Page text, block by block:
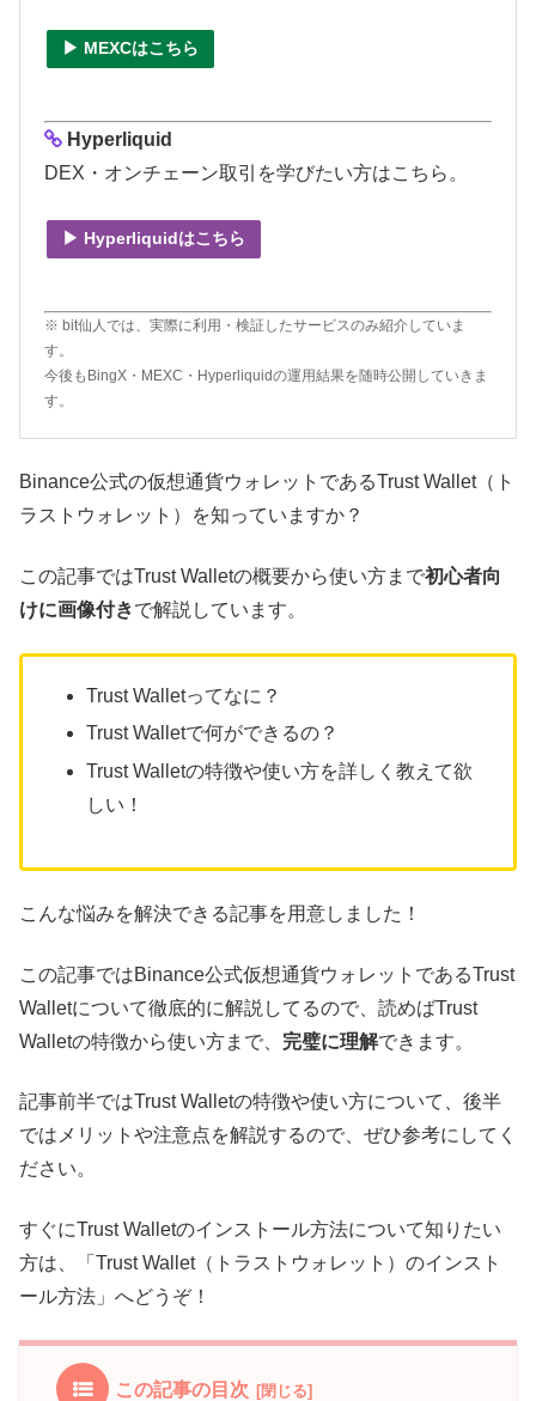
▶ MEXCはこちら
Hyperliquid
DEX・オンチェーン取引を学びたい方はこちら。
▶ Hyperliquidはこちら
※ bit仙人では、実際に利用・検証したサービスのみ紹介していま
す。
今後もBingX・MEXC・Hyperliquidの運用結果を随時公開していきま
す。
Binance公式の仮想通貨ウォレットであるTrust Wallet（ト
ラストウォレット）を知っていますか？
この記事ではTrust Walletの概要から使い方まで初心者向
けに画像付きで解説しています。
Trust Walletってなに？
Trust Walletで何ができるの？
Trust Walletの特徴や使い方を詳しく教えて欲
しい！
こんな悩みを解決できる記事を用意しました！
この記事ではBinance公式仮想通貨ウォレットであるTrust
Walletについて徹底的に解説してるので、読めばTrust
Walletの特徴から使い方まで、 完璧に理解できます。
記事前半ではTrust Walletの特徴や使い方について、後半
ではメリットや注意点を解説するので、ぜひ参考にしてく
ださい。
すぐにTrust Walletのインストール方法について知りたい
方は、「Trust Wallet（トラストウォレット）のインスト
ール方法」へどうぞ！
この記事の目次